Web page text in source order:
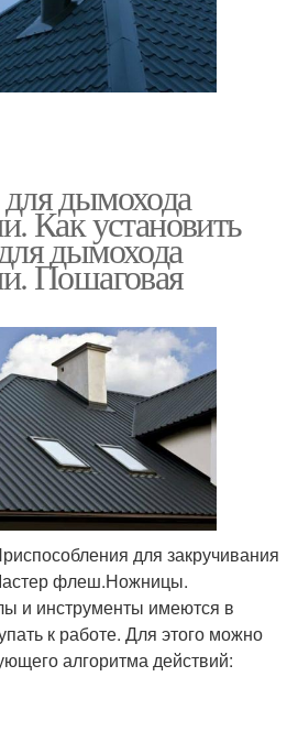
дымохода
Как установить
дымохода
Пошаговая
для закручивания
флеш.Ножницы.
и инструменты имеются в
к работе. Для этого можно
алгоритма действий: